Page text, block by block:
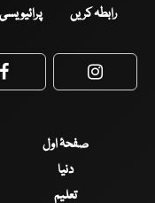
رابطہ کریں
Facebook
صفحۂ اول
دنیا
تعلیم